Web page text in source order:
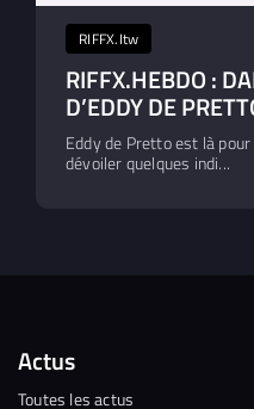
RIFFX.Itw
RIFFX.HEBDO :
D’EDDY DE
Eddy de Pretto est là
dévoiler quelques indi...
Actus
Toutes les actus